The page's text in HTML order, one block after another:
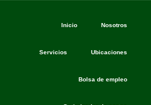
Inicio Nosotros
Servicios Ubicaciones
Bolsa de empleo